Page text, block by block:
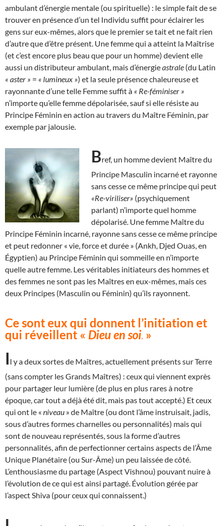
ambulant d’énergie mentale (ou spirituelle) : le simple fait de se
trouver en présence d’un tel Individu suffit pour éclairer les
gens sur eux-mêmes, alors que le premier se tait et ne fait rien
d’autre que d’être présent. Une femme qui a atteint la Maîtrise
(et c’est encore plus beau que pour un homme) devient elle
aussi un distributeur ambulant, mais d’énergieastrale (du Latin
« aster » = « lumineux ») et la seule présence chaleureuse et
rayonnante d’une telle Femme suffit à « Re-féminiser »
n’importe qu’elle femme dépolarisée, sauf si elle résiste au
Principe Féminin en action au travers du Maître Féminin, par
exemple par jalousie.
Bref, un homme devient Maître du
Principe Masculin incarné et rayonne
sans cesse ce même principe qui peut
«Re-viriliser» (psychiquement
parlant) n’importe quel homme
dépolarisé. Une femme Maître du
Principe Féminin incarné, rayonne sans cesse ce même principe
et peut redonner « vie, force et durée » (Ankh, Djed Ouas, en
Égyptien) au Principe Féminin qui sommeille en n’importe
quelle autre femme. Les véritables initiateurs des hommes et
des femmes ne sont pas les Maîtres en eux-mêmes, mais ces
deux Principes (Masculin ou Féminin) qu’ils rayonnent.
Ce sont eux qui donnent l’initiation et
qui réveillent « Dieu en soi »
Il y a deux sortes de Maîtres, actuellement présents sur Terre
(sans compter les Grands Maîtres) : ceux qui viennent exprès
pour partager leur lumière (de plus en plus rares à notre
époque, car tout a déjà été dit, mais pas tout accepté.) Et ceux
qui ont le « niveau » de Maître (ou dont l’âme instruisait, jadis,
sous d’autres formes charnelles ou personnalités) mais qui
sont de nouveau représentés, sous la forme d’autres
personnalités, afin de perfectionner certains aspects de l’Âme
Unique Planétaire (ou Sur-Âme) un peu laissée de côté.
L’enthousiasme du partage (Aspect Vishnou) pouvant nuire à
l’évolution de ce qui est ainsi partagé. Évolution gérée par
l’aspect Shiva (pour ceux qui connaissent.)